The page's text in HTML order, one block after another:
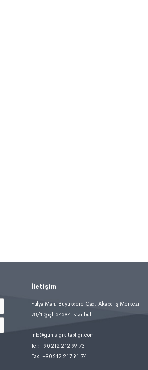
İletişim
Fulya Mah. Büyükdere Cad. Akabe İş Merkezi
78/1 Şişli 34394 İstanbul
info@gunisigikitapligi.com
Tel: +90 212 212 99 73
Fax: +90 212 217 91 74